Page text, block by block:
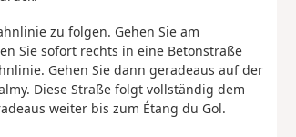
zu folgen. Gehen Sie am
Sie sofort rechts in eine Betonstraße
Gehen Sie dann geradeaus auf der
Diese Straße folgt vollständig dem
weiter bis zum Étang du Gol.